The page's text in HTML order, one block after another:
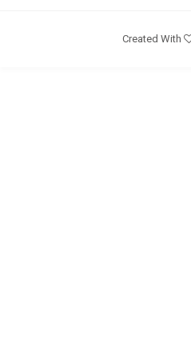
Created With